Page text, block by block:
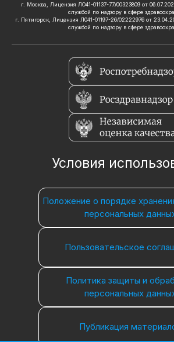
г. Москва, Лицензия ЛО41-01137-77/00323809 от
службой по надзору в сфере
г. Пятигорск, Лицензия Л041-01197-26/02222976 от
службой по надзору в сфере
Условия
Положение о порядке
персональных
Пользовательское
Политика защиты и
персональных
Публикация